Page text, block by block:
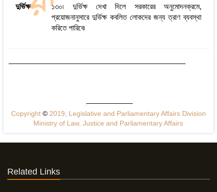
দুর্ভিক্ষ
১৩০৷ দুর্ভিক্ষ দেখা দিলে সরকারের অনুমোদনক্রমে,
প্রয়োজনানুসারে দুর্ভিক্ষ কবলিত লোকদের জন্য ত্রাণ ব্যবস্থা
করিতে পারিবে৷
Copyright ©2019, Legislative and Parliamentary Affairs Division
Ministry of Law, Justice and Parliamentary Affairs
Related Links